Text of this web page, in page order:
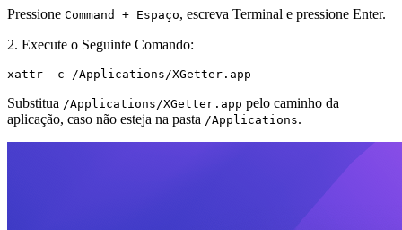
Pressione Command + Espaço, escreva Terminal e pressione Enter.
2. Execute o Seguinte Comando:
xattr -c /Applications/XGetter.app
Substitua /Applications/XGetter.app pelo caminho da
aplicação, caso não esteja na pasta /Applications.